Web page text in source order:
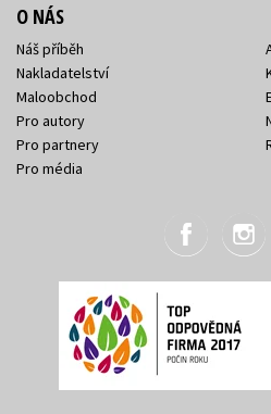
O NÁS
Náš příběh
Nakladatelství
Maloobchod
Pro autory
Pro partnery
Pro média